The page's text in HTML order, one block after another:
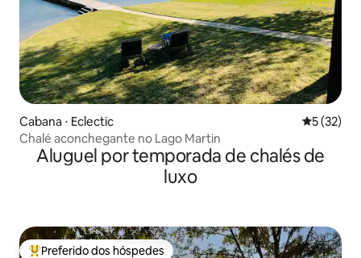
Cabana ⋅ Eclectic 5 de uma
5 (32)
Chalé aconchegante no Lago Martin
Aluguel por temporada de chalés de
luxo
Preferido dos hóspedes